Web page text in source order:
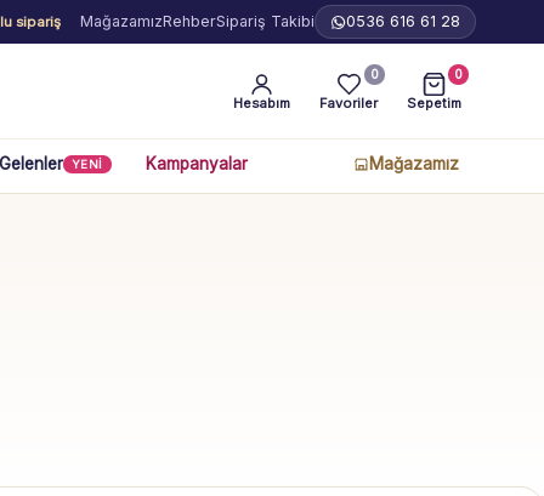
sipariş MağazamızRehberSipariş Takibi 0536 616 61 28
Hesabım Favoriler
0
Sepetim
0
YENİ Kampanyalar Mağazamız